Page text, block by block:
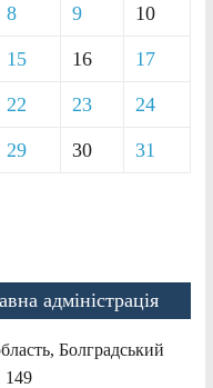
8 9 10
15 16 17
22 23 24
29 30 31
адміністрація
Болградський
149